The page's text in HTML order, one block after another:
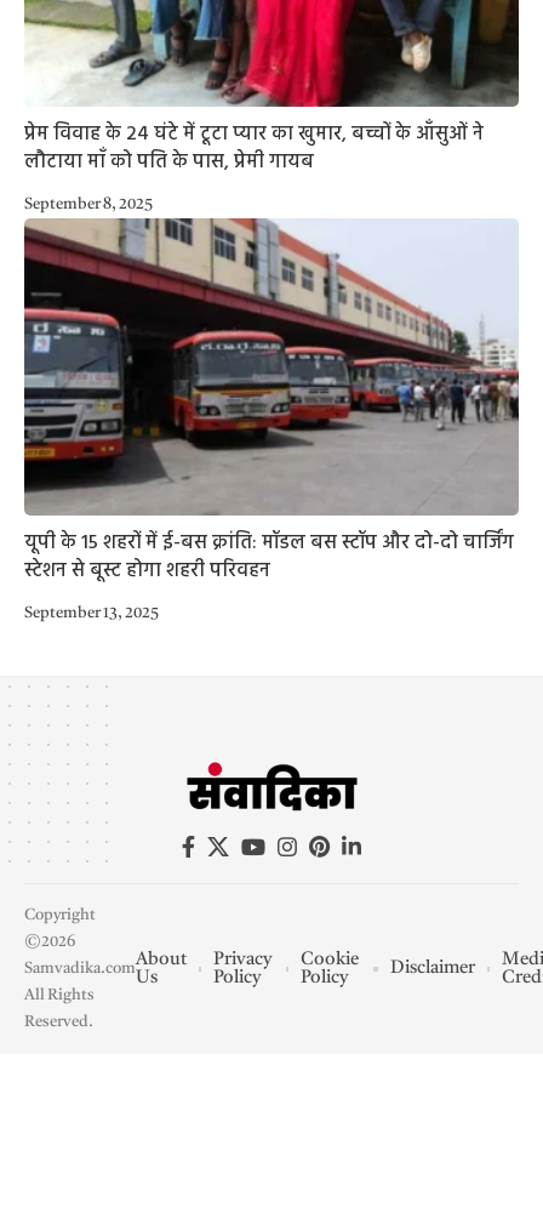
प्रेम विवाह के 24 घंटे में टूटा प्यार का खुमार, बच्चों के आँसुओं ने
लौटाया माँ को पति के पास, प्रेमी गायब
September 8, 2025
यूपी के 15 शहरों में ई-बस क्रांति: मॉडल बस स्टॉप और दो-दो चार्जिंग
स्टेशन से बूस्ट होगा शहरी परिवहन
September 13, 2025
Copyright
©2026
Samvadika.com
All Rights
Reserved.
About
Us
Privacy
Policy
Cookie
Policy
Disclaimer